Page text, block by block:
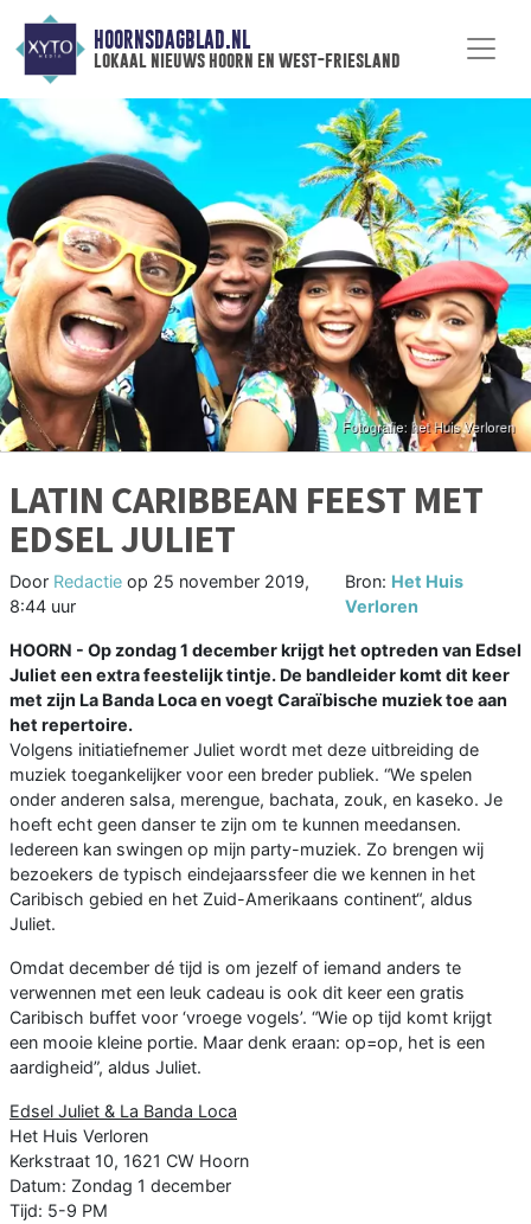
HOORNSDAGBLAD.NL
lokaal nieuws hoorn en west-friesland
LATIN CARIBBEAN FEEST MET
EDSEL JULIET
Door Redactie op 25 november 2019,
8:44 uur
Bron: Het Huis
Verloren
HOORN - Op zondag 1 december krijgt het optreden van Edsel
Juliet een extra feestelijk tintje. De bandleider komt dit keer
met zijn La Banda Loca en voegt Caraïbische muziek toe aan
het repertoire.
Volgens initiatiefnemer Juliet wordt met deze uitbreiding de
muziek toegankelijker voor een breder publiek. “We spelen
onder anderen salsa, merengue, bachata, zouk, en kaseko. Je
hoeft echt geen danser te zijn om te kunnen meedansen.
Iedereen kan swingen op mijn party-muziek. Zo brengen wij
bezoekers de typisch eindejaarssfeer die we kennen in het
Caribisch gebied en het Zuid-Amerikaans continent“, aldus
Juliet.
Omdat december dé tijd is om jezelf of iemand anders te
verwennen met een leuk cadeau is ook dit keer een gratis
Caribisch buffet voor ‘vroege vogels’. “Wie op tijd komt krijgt
een mooie kleine portie. Maar denk eraan: op=op, het is een
aardigheid”, aldus Juliet.
Edsel Juliet & La Banda Loca
Het Huis Verloren
Kerkstraat 10, 1621 CW Hoorn
Datum: Zondag 1 december
Tijd: 5-9 PM